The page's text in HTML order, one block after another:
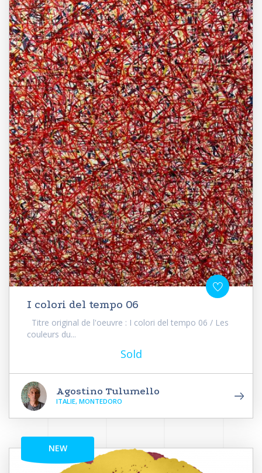
I colori del tempo 06
Titre original de l'oeuvre : I colori del tempo 06 / Les
couleurs du...
Sold
Agostino Tulumello
ITALIE, MONTEDORO
NEW